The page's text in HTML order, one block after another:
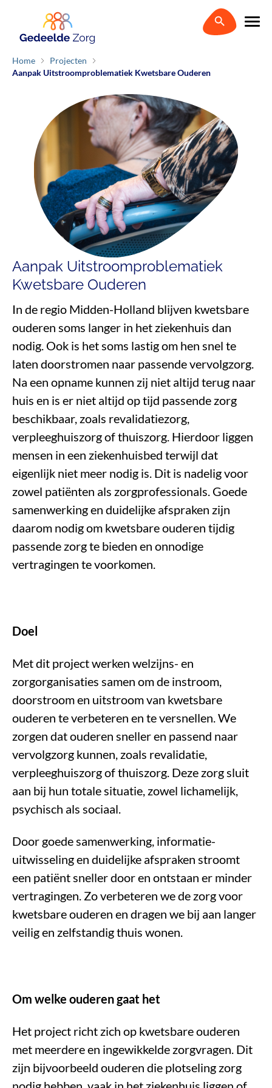
Home
Projecten
Aanpak Uitstroomproblematiek Kwetsbare Ouderen
Aanpak Uitstroomproblematiek
Kwetsbare Ouderen
In de regio Midden-Holland blijven kwetsbare
ouderen soms langer in het ziekenhuis dan
nodig. Ook is het soms lastig om hen snel te
laten doorstromen naar passende vervolgzorg.
Na een opname kunnen zij niet altijd terug naar
huis en is er niet altijd op tijd passende zorg
beschikbaar, zoals revalidatiezorg,
verpleeghuiszorg of thuiszorg. Hierdoor liggen
mensen in een ziekenhuisbed terwijl dat
eigenlijk niet meer nodig is. Dit is nadelig voor
zowel patiënten als zorgprofessionals. Goede
samenwerking en duidelijke afspraken zijn
daarom nodig om kwetsbare ouderen tijdig
passende zorg te bieden en onnodige
vertragingen te voorkomen.
Doel
Met dit project werken welzijns- en
zorgorganisaties samen om de instroom,
doorstroom en uitstroom van kwetsbare
ouderen te verbeteren en te versnellen. We
zorgen dat ouderen sneller en passend naar
vervolgzorg kunnen, zoals revalidatie,
verpleeghuiszorg of thuiszorg. Deze zorg sluit
aan bij hun totale situatie, zowel lichamelijk,
psychisch als sociaal.
Door goede samenwerking, informatie-
uitwisseling en duidelijke afspraken stroomt
een patiënt sneller door en ontstaan er minder
vertragingen. Zo verbeteren we de zorg voor
kwetsbare ouderen en dragen we bij aan langer
veilig en zelfstandig thuis wonen.
Om welke ouderen gaat het
Het project richt zich op kwetsbare ouderen
met meerdere en ingewikkelde zorgvragen. Dit
zijn bijvoorbeeld ouderen die plotseling zorg